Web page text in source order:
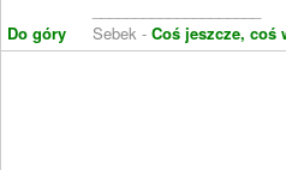
Do góry
Sebek - Coś jeszcze, coś